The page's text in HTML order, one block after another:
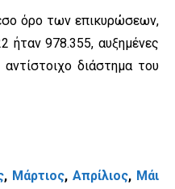
όρο των επικυρώσεων,
ήταν 978.355, αυξημένες
διάστημα του
, Μάρτιος, Απρίλιος, Μάι